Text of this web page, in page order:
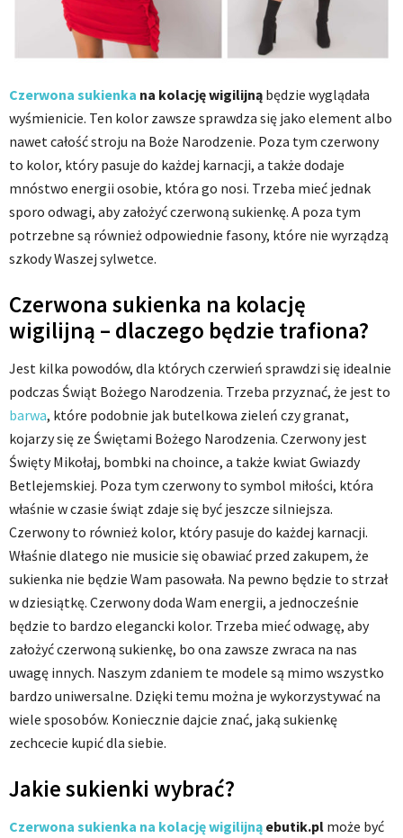
Czerwona sukienka na kolację wigilijną będzie wyglądała
wyśmienicie. Ten kolor zawsze sprawdza się jako element albo
nawet całość stroju na Boże Narodzenie. Poza tym czerwony
to kolor, który pasuje do każdej karnacji, a także dodaje
mnóstwo energii osobie, która go nosi. Trzeba mieć jednak
sporo odwagi, aby założyć czerwoną sukienkę. A poza tym
potrzebne są również odpowiednie fasony, które nie wyrządzą
szkody Waszej sylwetce.
Czerwona sukienka na kolację
wigilijną – dlaczego będzie trafiona?
Jest kilka powodów, dla których czerwień sprawdzi się idealnie
podczas Świąt Bożego Narodzenia. Trzeba przyznać, że jest to
barwa, które podobnie jak butelkowa zieleń czy granat,
kojarzy się ze Świętami Bożego Narodzenia. Czerwony jest
Święty Mikołaj, bombki na choince, a także kwiat Gwiazdy
Betlejemskiej. Poza tym czerwony to symbol miłości, która
właśnie w czasie świąt zdaje się być jeszcze silniejsza.
Czerwony to również kolor, który pasuje do każdej karnacji.
Właśnie dlatego nie musicie się obawiać przed zakupem, że
sukienka nie będzie Wam pasowała. Na pewno będzie to strzał
w dziesiątkę. Czerwony doda Wam energii, a jednocześnie
będzie to bardzo elegancki kolor. Trzeba mieć odwagę, aby
założyć czerwoną sukienkę, bo ona zawsze zwraca na nas
uwagę innych. Naszym zdaniem te modele są mimo wszystko
bardzo uniwersalne. Dzięki temu można je wykorzystywać na
wiele sposobów. Koniecznie dajcie znać, jaką sukienkę
zechcecie kupić dla siebie.
Jakie sukienki wybrać?
Czerwona sukienka na kolację wigilijną ebutik.pl może być